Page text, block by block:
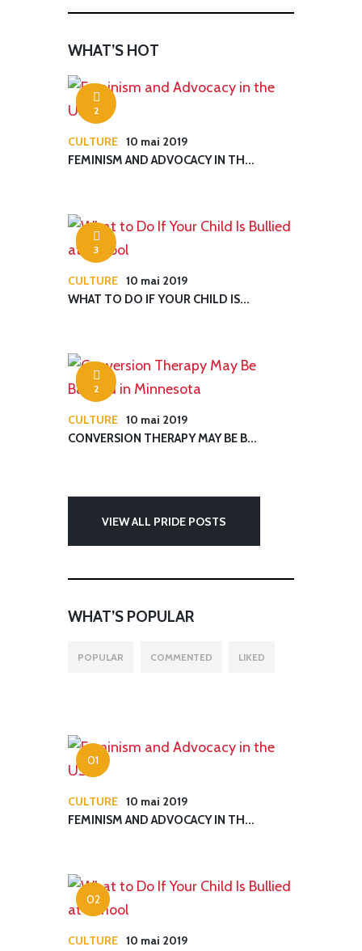
WHAT’S HOT
CULTURE
2
10 mai 2019
FEMINISM AND ADVOCACY IN TH...
CULTURE
3
10 mai 2019
WHAT TO DO IF YOUR CHILD IS...
CULTURE
2
10 mai 2019
CONVERSION THERAPY MAY BE B...
VIEW ALL PRIDE POSTS
WHAT’S POPULAR
POPULAR COMMENTED LIKED
CULTURE 10 mai 2019
FEMINISM AND ADVOCACY IN TH...
CULTURE 10 mai 2019